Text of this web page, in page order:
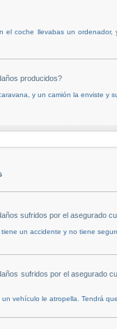
el coche llevabas un ordenador,
producidos?
y un camión la enviste y
sufridos por el asegurado
un accidente y no tiene
sufridos por el asegurado
vehículo le atropella. Tendrá